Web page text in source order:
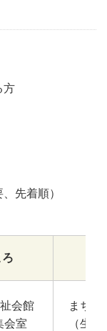
方
、先着順）
ろ
会館
会室
まち
（生